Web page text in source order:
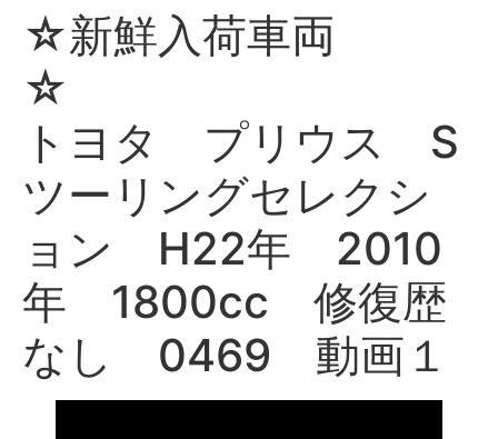
☆新鮮入荷車両
トヨタ プリウス S
ツーリングセレクシ
ョン H22年 2010
年 1800cc 修復歴
なし 0469 動画１